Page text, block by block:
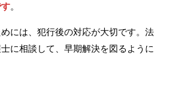
。
には、犯行後の対応が大切です。法
に相談して、早期解決を図るように